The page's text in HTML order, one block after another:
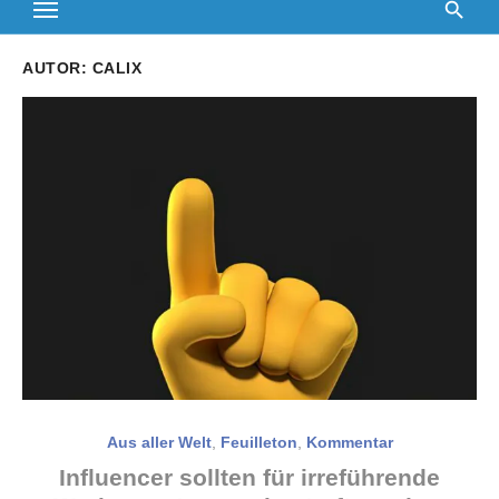
AUTOR: CALIX
Aus aller Welt, Feuilleton, Kommentar
Influencer sollten für irreführende